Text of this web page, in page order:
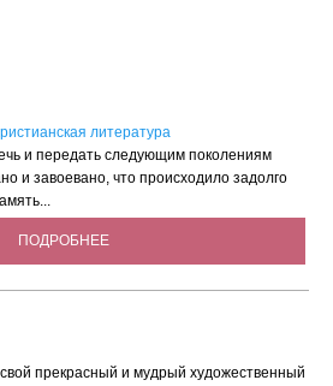
литература
и передать следующим поколениям
и завоевано, что происходило задолго
ПОДРОБНЕЕ
прекрасный и мудрый художественный